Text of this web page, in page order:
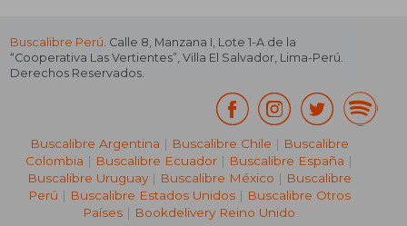
Buscalibre Perú. Calle 8, Manzana I, Lote 1-A de la
“Cooperativa Las Vertientes”, Villa El Salvador, Lima-Perú.
Derechos Reservados.
Buscalibre Argentina | Buscalibre Chile | Buscalibre
Colombia | Buscalibre Ecuador | Buscalibre España |
Buscalibre Uruguay| Buscalibre México | Buscalibre
Perú | Buscalibre Estados Unidos| Buscalibre Otros
Países | Bookdelivery Reino Unido